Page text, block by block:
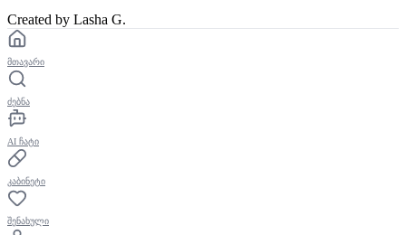
Created by Lasha G.
მთავარი
ძებნა
AI ჩატი
კაბინეტი
შენახული